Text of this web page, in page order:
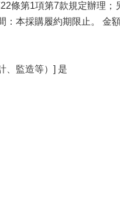
條第1項第7款規定辦理
本採購履約期限止。 金
、監造等）] 是